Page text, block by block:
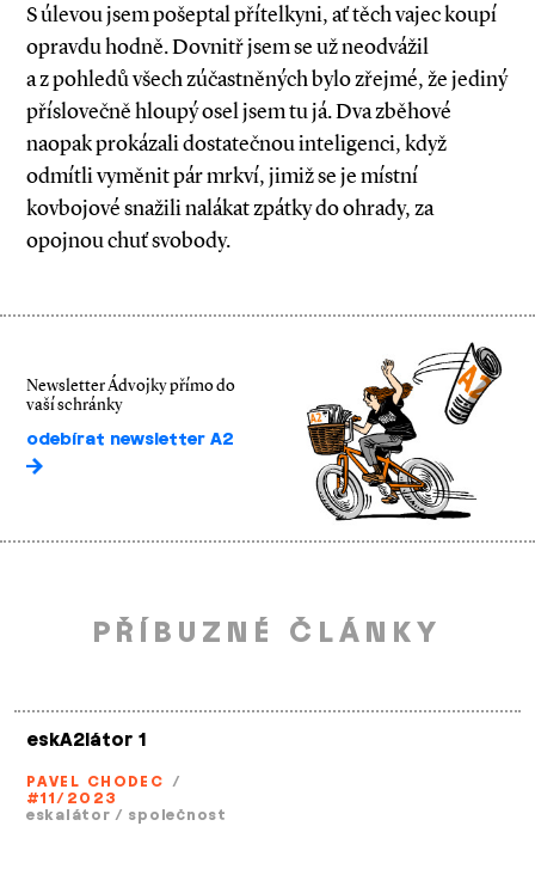
S úlevou jsem pošeptal přítelkyni, ať těch vajec koupí
opravdu hodně. Dovnitř jsem se už neodvážil
a z pohledů všech zúčastněných bylo zřejmé, že jediný
příslovečně hloupý osel jsem tu já. Dva zběhové
naopak prokázali dostatečnou inteligenci, když
odmítli vyměnit pár mrkví, jimiž se je místní
kovbojové snažili nalákat zpátky do ohrady, za
opojnou chuť svobody.
Newsletter Ádvojky přímo do
vaší schránky
odebírat newsletter A2
PŘÍBUZNÉ ČLÁNKY
eskA2látor 1
PAVEL CHODEC /
#11/2023
eskalátor / společnost